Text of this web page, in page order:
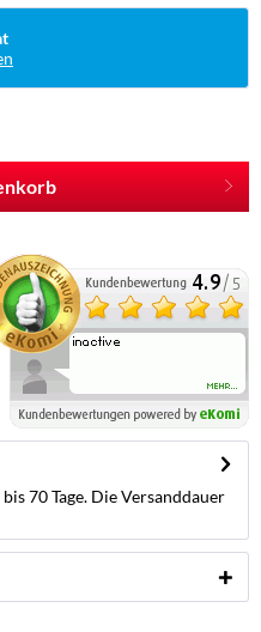
70 Tage. Die Versanddauer